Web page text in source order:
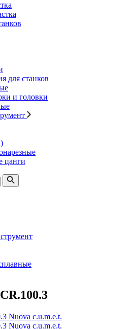
для станков
и головки
цанги